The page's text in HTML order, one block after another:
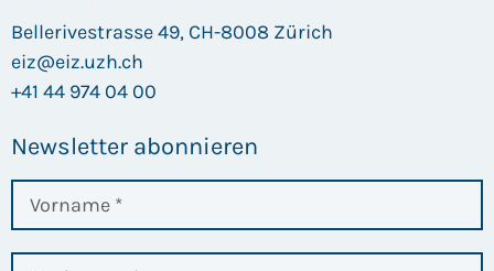
Bellerivestrasse 49, CH-8008 Zürich
eiz@eiz.uzh.ch
+41 44 974 04 00
Newsletter abonnieren